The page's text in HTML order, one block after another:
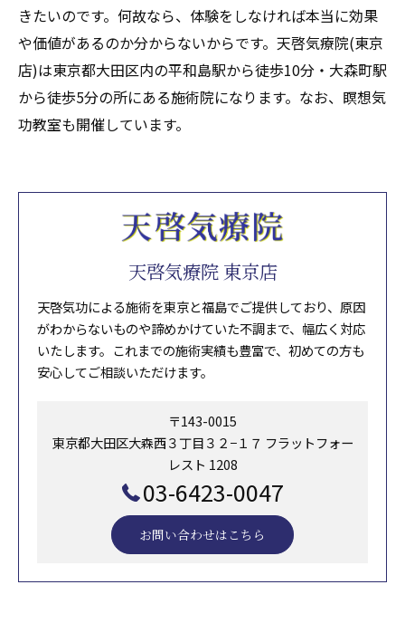
きたいのです。何故なら、体験をしなければ本当に効果
や価値があるのか分からないからです。天啓気療院(東京
店)は東京都大田区内の平和島駅から徒歩10分・大森町駅
から徒歩5分の所にある施術院になります。なお、瞑想気
功教室も開催しています。
天啓気療院 東京店
天啓気功による施術を東京と福島でご提供しており、原因
がわからないものや諦めかけていた不調まで、幅広く対応
いたします。これまでの施術実績も豊富で、初めての方も
安心してご相談いただけます。
〒143-0015
東京都大田区大森西３丁目３２−１７ フラットフォー
レスト 1208
03-6423-0047
お問い合わせはこちら